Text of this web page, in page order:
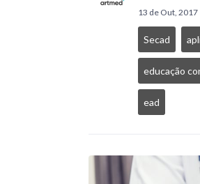
13 de Out, 2017
Secad
educação
ead